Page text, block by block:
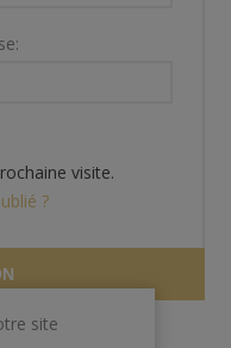
visite.
?
site